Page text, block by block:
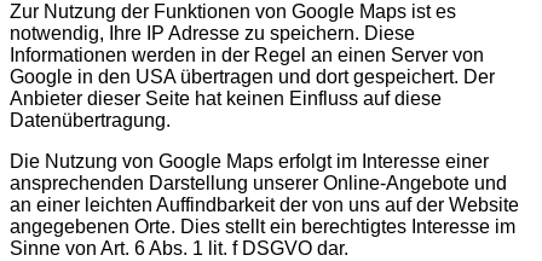
Zur Nutzung der Funktionen von Google Maps ist es
notwendig, Ihre IP Adresse zu speichern. Diese
Informationen werden in der Regel an einen Server von
Google in den USA übertragen und dort gespeichert. Der
Anbieter dieser Seite hat keinen Einfluss auf diese
Datenübertragung.
Die Nutzung von Google Maps erfolgt im Interesse einer
ansprechenden Darstellung unserer Online-Angebote und
an einer leichten Auffindbarkeit der von uns auf der Website
angegebenen Orte. Dies stellt ein berechtigtes Interesse im
Sinne von Art. 6 Abs. 1 lit. f DSGVO dar.